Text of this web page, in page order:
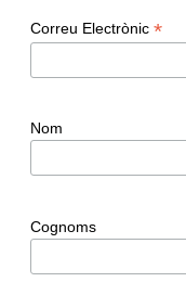
Correu Electrònic *
Nom
Cognoms